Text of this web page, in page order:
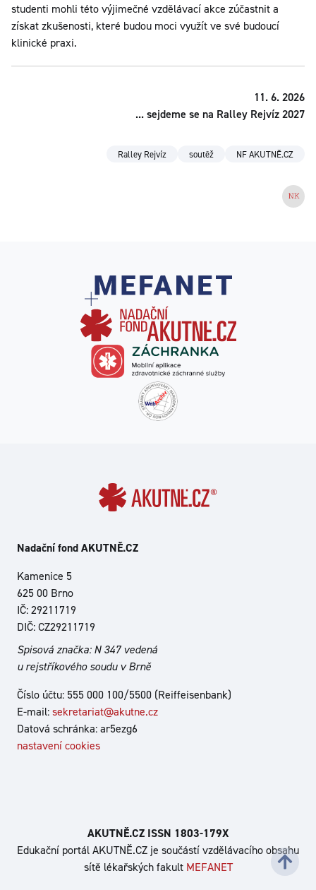
studenti mohli této výjimečné vzdělávací akce zúčastnit a
získat zkušenosti, které budou moci využít ve své budoucí
klinické praxi.
11. 6. 2026
... sejdeme se na Ralley Rejvíz 2027
Ralley Rejvíz soutěž NF AKUTNĚ.CZ
Nadační fond AKUTNĚ.CZ
Kamenice 5
625 00 Brno
IČ: 29211719
DIČ: CZ29211719
Spisová značka: N 347 vedená
u rejstříkového soudu v Brně
Číslo účtu: 555 000 100/5500 (Reiffeisenbank)
E-mail:sekretariat@akutne.cz
Datová schránka: ar5ezg6
nastavení cookies
AKUTNĚ.CZ ISSN 1803‑179X
Edukační portál AKUTNĚ.CZ je součástí vzdělávacího obsahu
sítě lékařských fakult MEFANET